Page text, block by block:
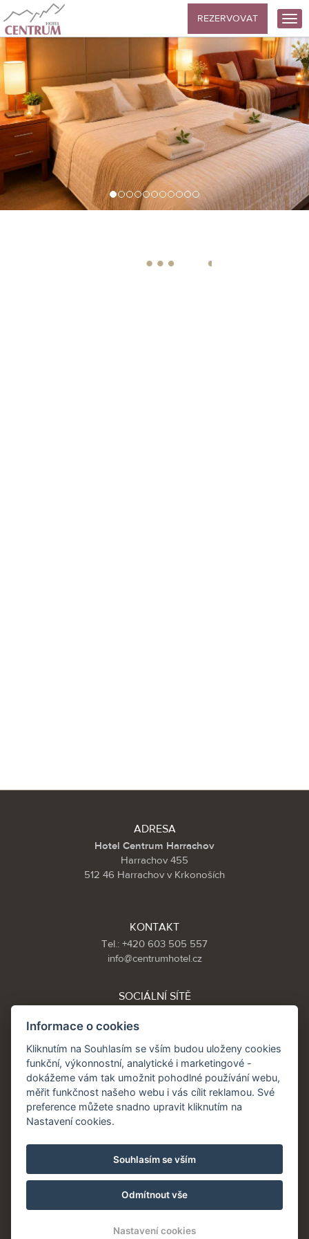
REZERVOVAT
ADRESA
Hotel Centrum Harrachov
Harrachov 455
512 46 Harrachov v Krkonoších
KONTAKT
Tel.: +420 603 505 557
info@centrumhotel.cz
SOCIÁLNÍ SÍTĚ
Partneři:
www.Spa.cz
www.hotel.cz
www.hotely.cz
Informace o cookies
Kliknutím na Souhlasím se vším budou uloženy cookies
funkční, výkonnostní, analytické i marketingové -
dokážeme vám tak umožnit pohodlné používání webu,
měřit funkčnost našeho webu i vás cílit reklamou. Své
preference můžete snadno upravit kliknutím na
Nastavení cookies.
Souhlasím se vším
Odmítnout vše
Nastavení cookies